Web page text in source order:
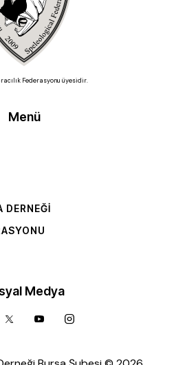
Federasyonu üyesidir.
Menü
DERNEĞI
Medya